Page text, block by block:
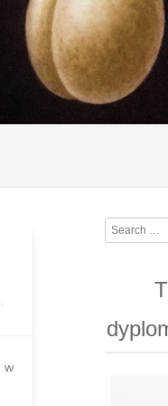
,
w
Search